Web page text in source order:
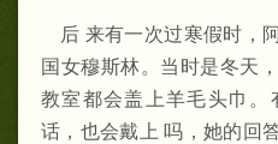
后 来有一次过寒假时，
国女穆斯林。当时是冬天
教室都会盖上羊毛头巾
话，也会戴上 吗，她的回